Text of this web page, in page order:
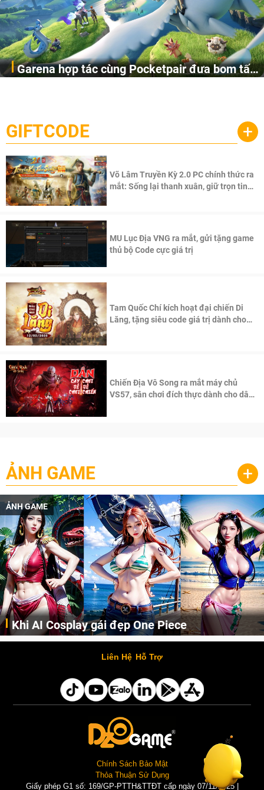
Garena hợp tác cùng Pocketpair đưa bom tấn
cầu, theo giấy phép chính thức từ công ty game Nhật Bản
Pocketpair, Inc.
GIFTCODE +
Võ Lâm Truyền Kỳ 2.0 PC chính thức ra
mắt: Sống lại thanh xuân, giữ trọn tinh
MU Lục Địa VNG ra mắt, gửi tặng game
thủ bộ Code cực giá trị
Tam Quốc Chí kích hoạt đại chiến Di
Lăng, tặng siêu code giá trị dành cho
Chiến Địa Vô Song ra mắt máy chủ
VS57, sân chơi đích thực dành cho dân
ẢNH GAME +
ẢNH GAME
Cosplay Xiangling siêu cute
Cùng thưởng thức những hình ảnh cosplay Xiangling trong Genshin Impact siêu dễ thương của người dùng Weibo "阿包也是兔娘"
Liên Hệ Hỗ Trợ
Chính Sách Bảo Mật
Thỏa Thuận Sử Dụng
Giấy phép G1 số: 169/GP-PTTH&TTĐT cấp ngày 07/11/2025 |